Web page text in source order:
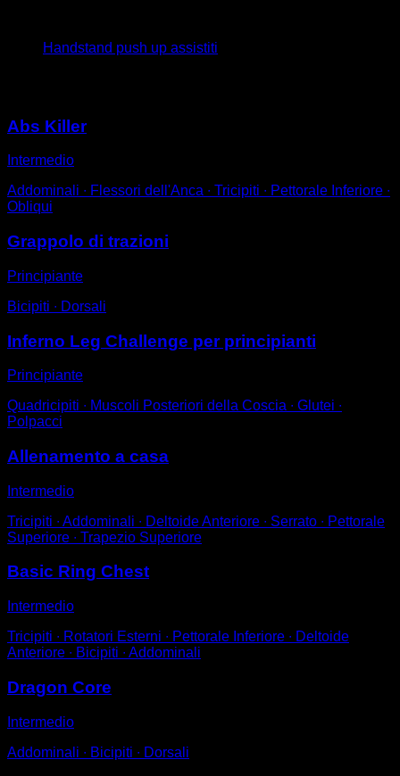
Handstand push up assistiti
Abs Killer
Intermedio
Addominali ∙ Flessori dell'Anca ∙ Tricipiti ∙ Pettorale Inferiore ∙
Obliqui
Grappolo di trazioni
Principiante
Bicipiti ∙ Dorsali
Inferno Leg Challenge per principianti
Principiante
Quadricipiti ∙ Muscoli Posteriori della Coscia ∙ Glutei ∙
Polpacci
Allenamento a casa
Intermedio
Tricipiti ∙ Addominali ∙ Deltoide Anteriore ∙ Serrato ∙ Pettorale
Superiore ∙ Trapezio Superiore
Basic Ring Chest
Intermedio
Tricipiti ∙ Rotatori Esterni ∙ Pettorale Inferiore ∙ Deltoide
Anteriore ∙ Bicipiti ∙ Addominali
Dragon Core
Intermedio
Addominali ∙ Bicipiti ∙ Dorsali